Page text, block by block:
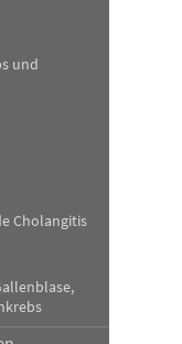
und
Cholangitis